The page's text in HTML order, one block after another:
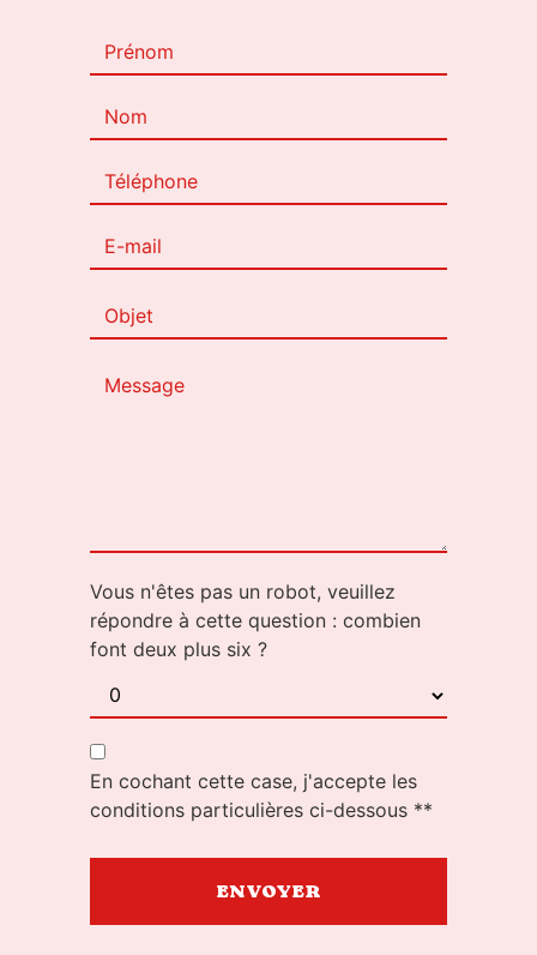
Vous n'êtes pas un robot, veuillez
répondre à cette question : combien
font deux plus six ?
En cochant cette case, j'accepte les
conditions particulières ci-dessous **
ENVOYER